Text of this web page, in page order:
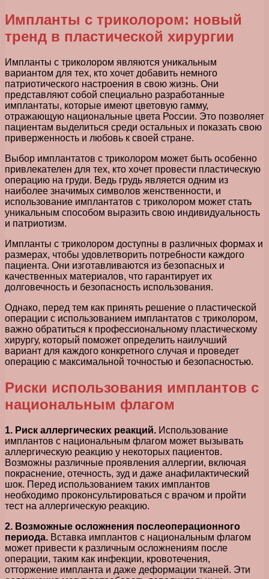
Импланты с триколором: новый
тренд в пластической хирургии
Импланты с триколором являются уникальным
вариантом для тех, кто хочет добавить немного
патриотического настроения в свою жизнь. Они
представляют собой специально разработанные
имплантаты, которые имеют цветовую гамму,
отражающую национальные цвета России. Это позволяет
пациентам выделиться среди остальных и показать свою
приверженность и любовь к своей стране.
Выбор имплантатов с триколором может быть особенно
привлекателен для тех, кто хочет провести пластическую
операцию на груди. Ведь грудь является одним из
наиболее значимых символов женственности, и
использование имплантатов с триколором может стать
уникальным способом выразить свою индивидуальность
и патриотизм.
Импланты с триколором доступны в различных формах и
размерах, чтобы удовлетворить потребности каждого
пациента. Они изготавливаются из безопасных и
качественных материалов, что гарантирует их
долговечность и безопасность использования.
Однако, перед тем как принять решение о пластической
операции с использованием имплантатов с триколором,
важно обратиться к профессиональному пластическому
хирургу, который поможет определить наилучший
вариант для каждого конкретного случая и проведет
операцию с максимальной точностью и безопасностью.
Риски использования имплантов с
национальным флагом
1. Риск аллергических реакций. Использование
имплантов с национальным флагом может вызывать
аллергическую реакцию у некоторых пациентов.
Возможны различные проявления аллергии, включая
покраснение, отечность, зуд и даже анафилактический
шок. Перед использованием таких имплантов
необходимо проконсультироваться с врачом и пройти
тест на аллергическую реакцию.
2. Возможные осложнения послеоперационного
периода. Вставка имплантов с национальным флагом
может привести к различным осложнениям после
операции, таким как инфекции, кровотечения,
отторжение импланта и даже деформации тканей. Эти